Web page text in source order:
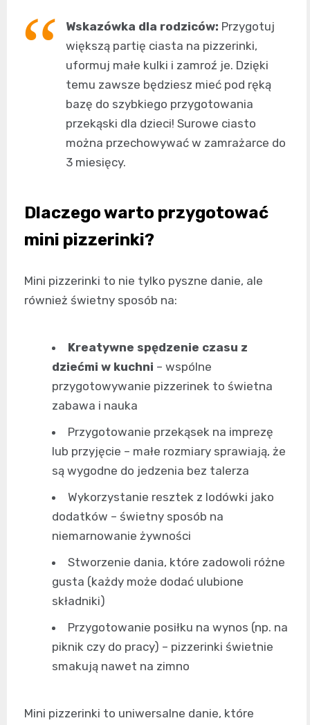
Wskazówka dla rodziców: Przygotuj
większą partię ciasta na pizzerinki,
uformuj małe kulki i zamroź je. Dzięki
temu zawsze będziesz mieć pod ręką
bazę do szybkiego przygotowania
przekąski dla dzieci! Surowe ciasto
można przechowywać w zamrażarce do
3 miesięcy.
Dlaczego warto przygotować
mini pizzerinki?
Mini pizzerinki to nie tylko pyszne danie, ale
również świetny sposób na:
Kreatywne spędzenie czasu z
dziećmi w kuchni – wspólne
przygotowywanie pizzerinek to świetna
zabawa i nauka
Przygotowanie przekąsek na imprezę
lub przyjęcie – małe rozmiary sprawiają, że
są wygodne do jedzenia bez talerza
Wykorzystanie resztek z lodówki jako
dodatków – świetny sposób na
niemarnowanie żywności
Stworzenie dania, które zadowoli różne
gusta (każdy może dodać ulubione
składniki)
Przygotowanie posiłku na wynos (np. na
piknik czy do pracy) – pizzerinki świetnie
smakują nawet na zimno
Mini pizzerinki to uniwersalne danie, które